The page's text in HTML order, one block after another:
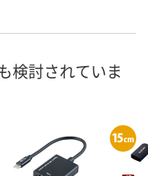
検討されていま